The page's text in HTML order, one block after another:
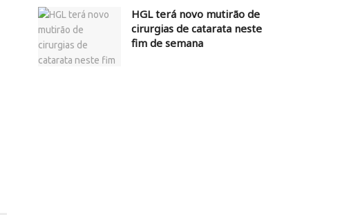
HGL terá novo mutirão de
cirurgias de catarata neste
fim de semana